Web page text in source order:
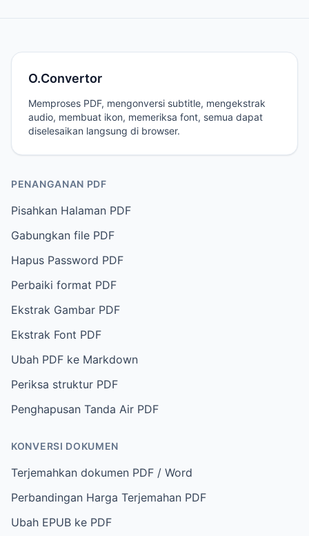
O.Convertor
Memproses PDF, mengonversi subtitle, mengekstrak
audio, membuat ikon, memeriksa font, semua dapat
diselesaikan langsung di browser.
PENANGANAN PDF
Pisahkan Halaman PDF
Gabungkan file PDF
Hapus Password PDF
Perbaiki format PDF
Ekstrak Gambar PDF
Ekstrak Font PDF
Ubah PDF ke Markdown
Periksa struktur PDF
Penghapusan Tanda Air PDF
KONVERSI DOKUMEN
Terjemahkan dokumen PDF / Word
Perbandingan Harga Terjemahan PDF
Ubah EPUB ke PDF